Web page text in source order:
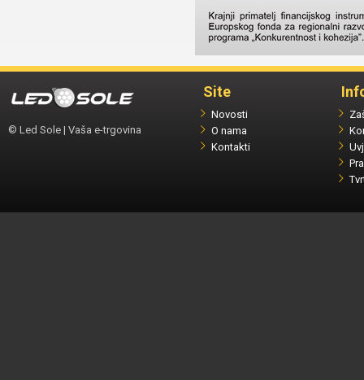
© Led Sole | Vaša e-trgovina
Site
Novosti
O nama
Kontakti